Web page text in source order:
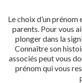
Le choix d’un
parents. Pour vous
plonger dans la
Connaître son
associés peut vous
prénom qui vous